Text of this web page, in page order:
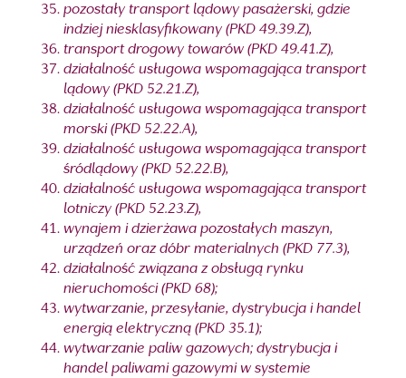
pozostały transport lądowy pasażerski, gdzie
indziej niesklasyfikowany (PKD 49.39.Z),
transport drogowy towarów (PKD 49.41.Z),
działalność usługowa wspomagająca transport
lądowy (PKD 52.21.Z),
działalność usługowa wspomagająca transport
morski (PKD 52.22.A),
działalność usługowa wspomagająca transport
śródlądowy (PKD 52.22.B),
działalność usługowa wspomagająca transport
lotniczy (PKD 52.23.Z),
wynajem i dzierżawa pozostałych maszyn,
urządzeń oraz dóbr materialnych (PKD 77.3),
działalność związana z obsługą rynku
nieruchomości (PKD 68);
wytwarzanie, przesyłanie, dystrybucja i handel
energią elektryczną (PKD 35.1);
wytwarzanie paliw gazowych; dystrybucja i
handel paliwami gazowymi w systemie